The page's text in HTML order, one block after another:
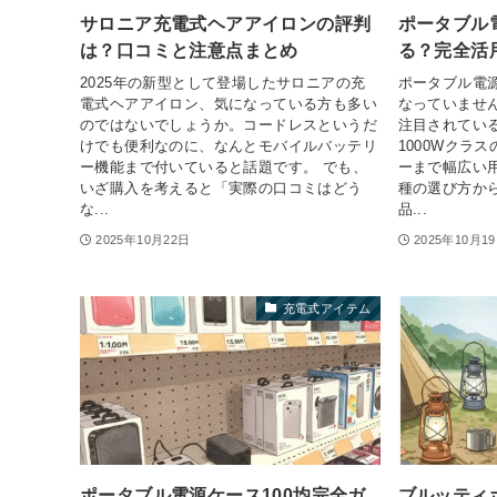
サロニア充電式ヘアアイロンの評判
は？口コミと注意点まとめ
2025年の新型として登場したサロニアの充
電式ヘアアイロン、気になっている方も多い
のではないでしょうか。コードレスというだ
けでも便利なのに、なんとモバイルバッテリ
ー機能まで付いていると話題です。 でも、
いざ購入を考えると「実際の口コミはどう
な...
2025年10月22日
ポータブル
る？完全活
ポータブル電
なっていませ
注目されてい
1000Wクラス
ーまで幅広い
種の選び方か
品...
2025年10月
充電式アイテム